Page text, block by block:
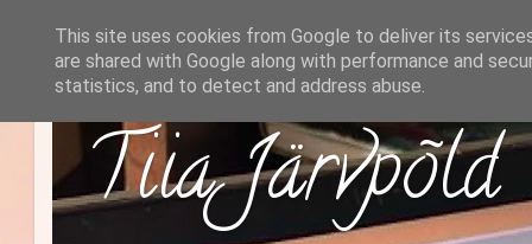
Tiia Järvpõld
This site uses cookies from Google to deliver its
are shared with Google along with performance and
statistics, and to detect and address abuse.